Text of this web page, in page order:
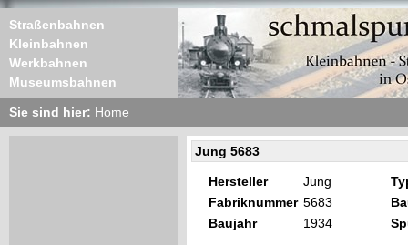
Straßenbahnen
Kleinbahnen
Werkbahnen
Museumsbahnen
Sie sind hier: Home
Jung 5683
Hersteller Jung
Fabriknummer 5683
Baujahr
1934